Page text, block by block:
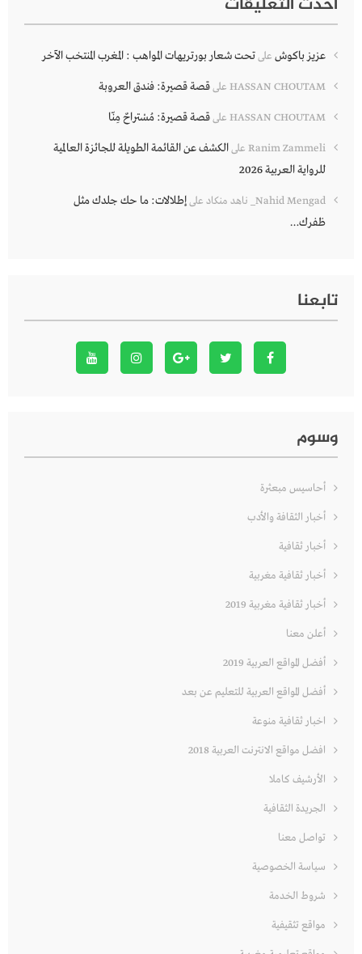
عزيز باكوش علىتحت شعار بورتريهات المواهب : المغرب المنتخب الآخر
HASSAN CHOUTAM علىقصة قصيرة: فندق العروبة
HASSAN CHOUTAM علىقصة قصيرة: مُسْتراحٌ مِنّا
Ranim Zammeli علىالكشف عن القائمة الطويلة للجائزة العالمية
للرواية العربية 2026
Nahid Mengad_ ناهد منكاد علىإطلالات: ما حك جلدك مثل
ظفرك…
تابعنا
وسوم
أحاسيس مبعثرة
أخبار الثقافة والأدب
أخبار ثقافية
أخبار ثقافية مغربية
أخبار ثقافية مغربية 2019
أعلن معنا
أفضل المواقع العربية 2019
أفضل المواقع العربية للتعليم عن بعد
اخبار ثقافية منوعة
افضل مواقع الانترنت العربية 2018
الأرشيف كاملا
الجريدة الثقافية
تواصل معنا
سياسة الخصوصية
شروط الخدمة
مواقع تثقيفية